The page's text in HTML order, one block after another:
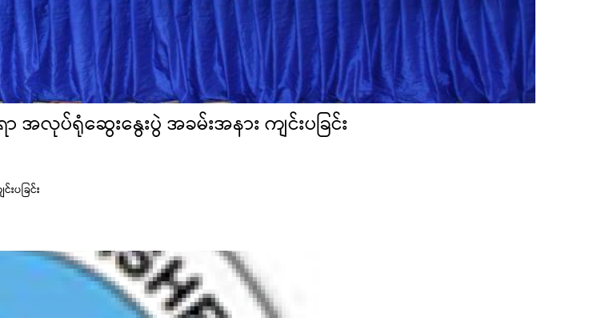
လုပ်ရုံဆွေးနွေးပွဲ အခမ်းအနား ကျင်းပခြင်း
ပခြင်း